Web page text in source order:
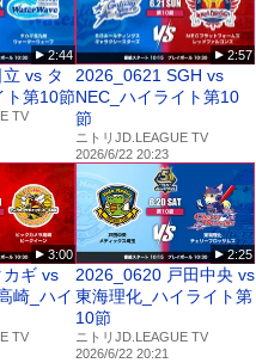
2:44
vs タ
ト第10節
TV
2:57
2026_0621 SGH vs
NEC_ハイライト第10
節
ニトリJD.LEAGUE TV
2026/6/22 20:23
3:00
ギ vs
崎_ハイ
TV
2:25
2026_0620 戸田中央 vs
東海理化_ハイライト第
10節
ニトリJD.LEAGUE TV
2026/6/22 20:21